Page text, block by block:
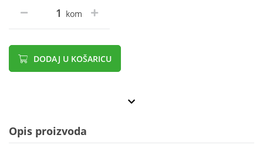
kom
DODAJ U KOŠARICU
Opis proizvoda